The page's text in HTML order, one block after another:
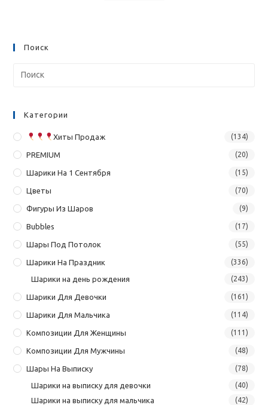
Поиск
Категории
Хиты Продаж (134)
PREMIUM (20)
Шарики На 1 Сентября (15)
Цветы (70)
Фигуры Из Шаров (9)
Bubbles (17)
Шары Под Потолок (55)
Шарики На Праздник (336)
Шарики на день рождения (243)
Шарики Для Девочки (161)
Шарики Для Мальчика (114)
Композиции Для Женщины (111)
Композиции Для Мужчины (48)
Шары На Выписку (78)
Шарики на выписку для девочки (40)
Шарики на выписку для мальчика (42)